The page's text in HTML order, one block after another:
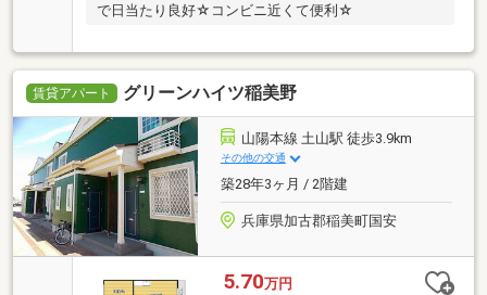
で日当たり良好☆コンビニ近くて便利☆
賃貸アパート グリーンハイツ稲美野
山陽本線 土山駅 徒歩3.9km
その他の交通
築28年3ヶ月 / 2階建
兵庫県加古郡稲美町国安
5.70万円